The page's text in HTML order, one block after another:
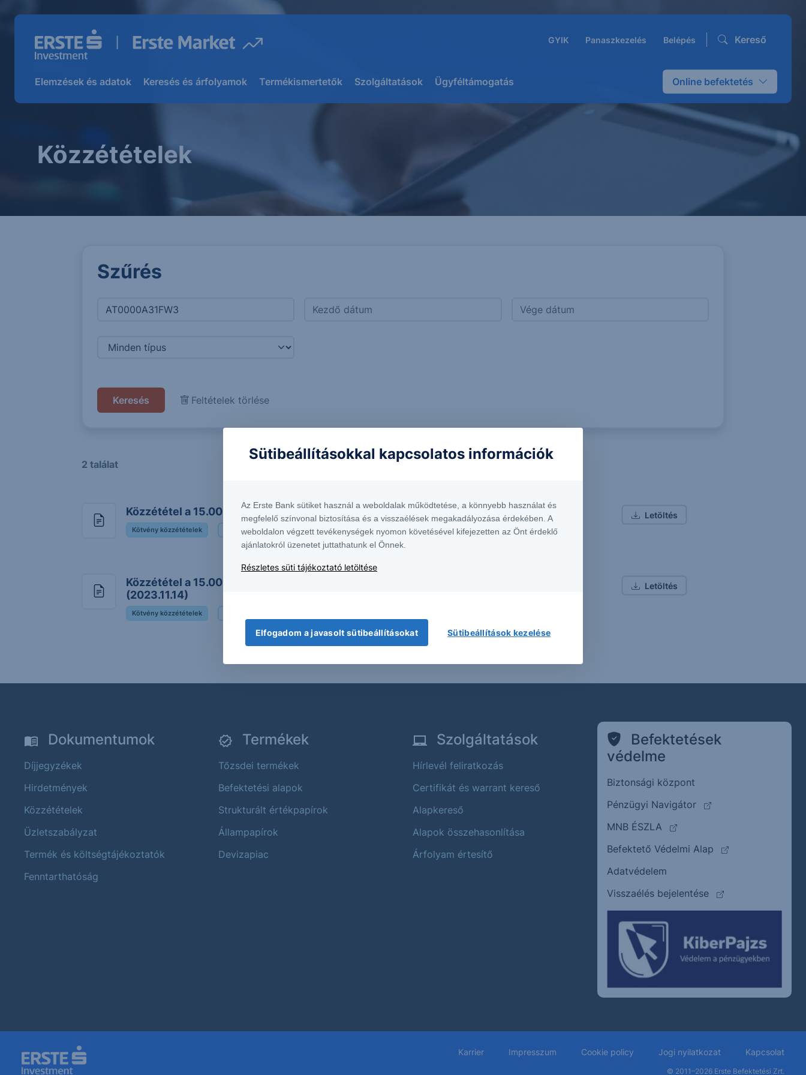
GYIK Panaszkezelés Belépés Kereső
Elemzések és adatok Keresés és árfolyamok Termékismertetők Szolgáltatások Ügyféltámogatás Online befektetés
Közzétételek
Szűrés
Feltételek törlése
2 találat
Közzététel a 15.00% ERSTE Group HUF Note 22-24 (AT0000A31FW3) kamatfizetéséről
Kötvény közzétételek 15.00% ERSTE Group HUF Note 22-24 2023. november 14.
Letöltés
Közzététel a 15.00% ERSTE Group HUF Note 22-24 (AT0000A31FW3) kamatfizetéséről
(2023.11.14)
Kötvény közzétételek
Letöltés
Dokumentumok
Díjjegyzékek
Hirdetmények
Közzétételek
Üzletszabályzat
Termék és költségtájékoztatók
Fenntarthatóság
Termékek
Tőzsdei termékek
Befektetési alapok
Strukturált értékpapírok
Állampapírok
Devizapiac
Szolgáltatások
Hírlevél feliratkozás
Certifikát és warrant kereső
Alapkereső
Alapok összehasonlítása
Árfolyam értesítő
Befektetések
védelme
Biztonsági központ
Pénzügyi Navigátor
(külső oldalra ugrik)
MNB ÉSZLA
(külső oldalra ugrik)
Befektető Védelmi Alap
(külső oldalra
Adatvédelem
Visszaélés bejelentése
(külső oldalra ugrik)
Karrier Impresszum Cookie policy Jogi nyilatkozat Kapcsolat
© 2011–2026 Erste Befektetési Zrt.
Sütibeállításokkal kapcsolatos információk
Az Erste Bank sütiket használ a weboldalak működtetése, a könnyebb használat és
megfelelő színvonal biztosítása és a visszaélések megakadályozása érdekében. A
weboldalon végzett tevékenységek nyomon követésével kifejezetten az Önt érdeklő
ajánlatokról üzenetet juttathatunk el Önnek.
Részletes süti tájékoztató letöltése
Elfogadom a javasolt sütibeállításokat Sütibeállítások kezelése